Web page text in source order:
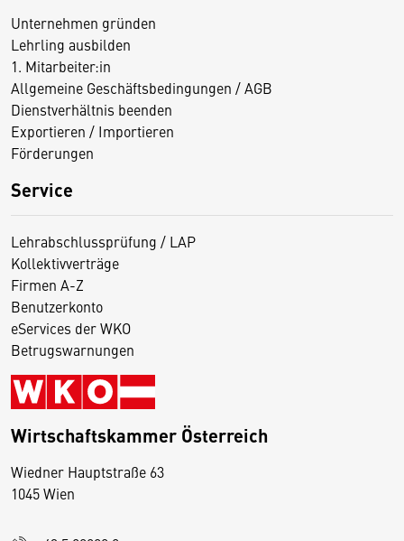
Unternehmen gründen
Lehrling ausbilden
1. Mitarbeiter:in
Allgemeine Geschäftsbedingungen / AGB
Dienstverhältnis beenden
Exportieren / Importieren
Förderungen
Service
Lehrabschlussprüfung / LAP
Kollektivverträge
Firmen A-Z
Benutzerkonto
eServices der WKO
Betrugswarnungen
Wirtschaftskammer Österreich
Wiedner Hauptstraße 63
1045 Wien
D